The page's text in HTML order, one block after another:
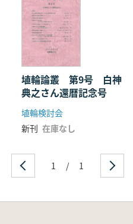
埴輪論叢 第9号 白神
典之さん還暦記念号
埴輪検討会
新刊 在庫なし
1 / 1